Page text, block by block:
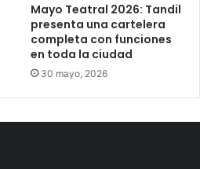
Mayo Teatral 2026: Tandil
presenta una cartelera
completa con funciones
en toda la ciudad
30 mayo, 2026